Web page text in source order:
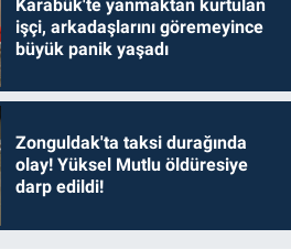
Karabük'te yanmaktan kurtulan
işçi, arkadaşlarını göremeyince
büyük panik yaşadı
Zonguldak'ta taksi durağında
olay! Yüksel Mutlu öldüresiye
darp edildi!